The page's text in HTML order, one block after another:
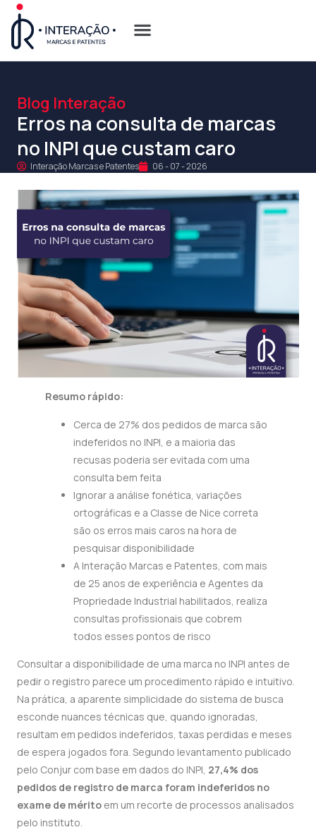
Blog Interação
Erros na consulta de marcas
no INPI que custam caro
Interação Marcas e Patentes 06 - 07 - 2026
Resumo rápido:
Cerca de 27% dos pedidos de marca são
indeferidos no INPI, e a maioria das
recusas poderia ser evitada com uma
consulta bem feita
Ignorar a análise fonética, variações
ortográficas e a Classe de Nice correta
são os erros mais caros na hora de
pesquisar disponibilidade
A Interação Marcas e Patentes, com mais
de 25 anos de experiência e Agentes da
Propriedade Industrial habilitados, realiza
consultas profissionais que cobrem
todos esses pontos de risco
Consultar a disponibilidade de uma marca no INPI antes de
pedir o registro parece um procedimento rápido e intuitivo.
Na prática, a aparente simplicidade do sistema de busca
esconde nuances técnicas que, quando ignoradas,
resultam em pedidos indeferidos, taxas perdidas e meses
de espera jogados fora. Segundo levantamento publicado
pelo Conjur com base em dados do INPI, 27,4% dos
pedidos de registro de marca foram indeferidos no
exame de mérito em um recorte de processos analisados
pelo instituto.